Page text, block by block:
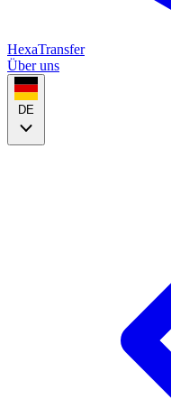
HexaTransfer
Über uns
DE